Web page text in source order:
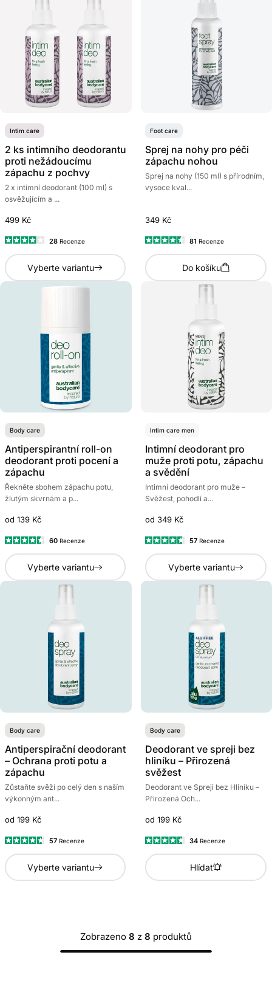
Intim care
2 ks intimního deodorantu
proti nežádoucímu
zápachu z pochvy
2 x intimní deodorant (100 ml) s
osvěžujícím a ...
499 Kč
4.0
z
5
hvězdiček
28Recenze
Vyberte variantu
Foot care
Sprej na nohy pro péči
zápachu nohou
Sprej na nohy (150 ml) s přírodním,
vysoce kval...
349 Kč
4.5
z
5
81 Recenze
Do košíku
Body care
Antiperspirantní roll-on
deodorant proti pocení a
zápachu
Řekněte sbohem zápachu potu,
žlutým skvrnám a p...
od 139 Kč
4.5
z
5
60Recenze
Vyberte variantu
Intim care men
Intimní deodorant pro
muže proti potu, zápachu
a svědění
Intimní deodorant pro muže –
Svěžest, pohodlí a...
od 349 Kč
4.6
z
5
57 Recenze
Vyberte variantu
Body care
Antiperspirační deodorant
– Ochrana proti potu a
zápachu
Zůstaňte svěží po celý den s naším
výkonným ant...
od 199 Kč
4.7
z
5
57Recenze
Vyberte variantu
Body care
Deodorant ve spreji bez
hliníku – Přirozená
svěžest
Deodorant ve Spreji bez Hliníku –
Přirozená Och...
od 199 Kč
4.6
z
5
34 Recenze
Hlídat
Zobrazeno 8 z 8 produktů